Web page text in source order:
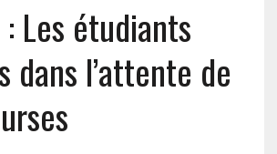
Les étudiants
dans l’attente de